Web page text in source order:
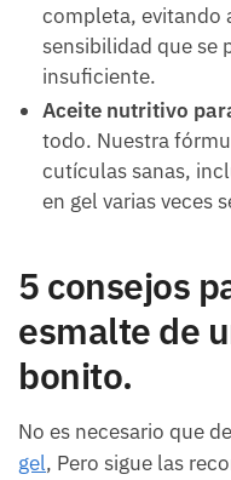
completa, evitando
sensibilidad que se
insuficiente.
Aceite nutritivo
todo. Nuestra
cutículas sanas,
en gel varias veces
5 consejos
esmalte de
bonito.
No es necesario que
gel, Pero sigue las